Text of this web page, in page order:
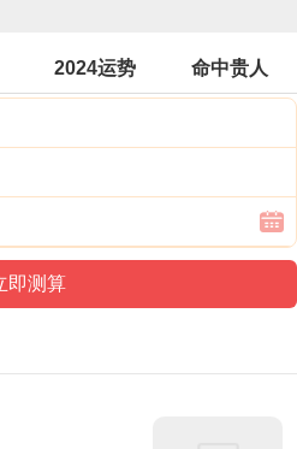
2024运势 命中贵人